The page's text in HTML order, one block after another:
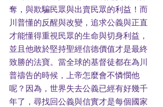
奪，與欺騙民眾與出賣民眾的利益！而
川普懂的反醒與改變，追求公義與正直
才能懂得重視民眾的生命與切身利益，
並且他敢於堅持聖經信德價值才是最終
致勝的法寶。當全球的基督徒都在為川
普禱告的時候，上帝怎麼會不憐憫他
呢？因為，世界失去公義已經有好幾千
年了，尋找回公義與信實才是每個國家